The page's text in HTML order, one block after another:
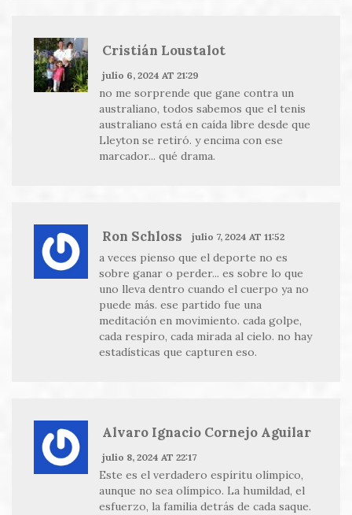
Cristián Loustalot
julio 6, 2024 AT 21:29
no me sorprende que gane contra un
australiano, todos sabemos que el tenis
australiano está en caída libre desde que
Lleyton se retiró. y encima con ese
marcador... qué drama.
Ron Schloss julio 7, 2024 AT 11:52
a veces pienso que el deporte no es
sobre ganar o perder... es sobre lo que
uno lleva dentro cuando el cuerpo ya no
puede más. ese partido fue una
meditación en movimiento. cada golpe,
cada respiro, cada mirada al cielo. no hay
estadísticas que capturen eso.
Alvaro Ignacio Cornejo Aguilar
julio 8, 2024 AT 22:17
Este es el verdadero espíritu olímpico,
aunque no sea olímpico. La humildad, el
esfuerzo, la familia detrás de cada saque.